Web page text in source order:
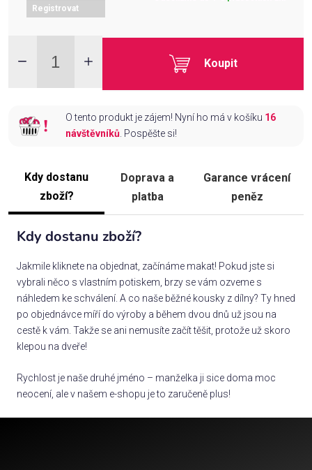
Registrovat
Koupit
O tento produkt je zájem! Nyní ho má v košíku 16
návštěvníků. Pospěšte si!
Kdy dostanu
zboží?
Doprava a
platba
Garance vrácení
peněz
Kdy dostanu zboží?
Jakmile kliknete na objednat, začínáme makat! Pokud jste si
vybrali něco s vlastním potiskem, brzy se vám ozveme s
náhledem ke schválení. A co naše běžné kousky z dílny? Ty hned
po objednávce míří do výroby a během dvou dnů už jsou na
cestě k vám. Takže se ani nemusíte začít těšit, protože už skoro
klepou na dveře!
Rychlost je naše druhé jméno – manželka ji sice doma moc
neocení, ale v našem e-shopu je to zaručeně plus!